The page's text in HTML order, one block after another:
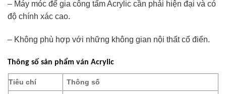
– Máy móc để gia công tấm Acrylic cần phải hiện đại và có
độ chính xác cao.
– Không phù hợp với những không gian nội thất cổ điển.
Thông số sản phẩm ván Acrylic
Tiêu chí Thông số